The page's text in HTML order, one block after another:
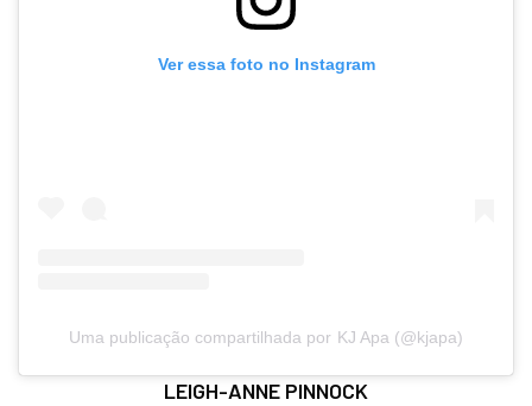
Ver essa foto no Instagram
Uma publicação compartilhada por KJ Apa (@kjapa)
LEIGH-ANNE PINNOCK